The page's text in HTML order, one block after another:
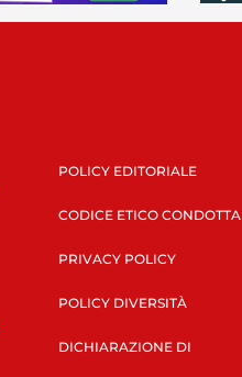
POLICY EDITORIALE
CODICE ETICO CONDOTTA
PRIVACY POLICY
POLICY DIVERSITÀ
DICHIARAZIONE DI